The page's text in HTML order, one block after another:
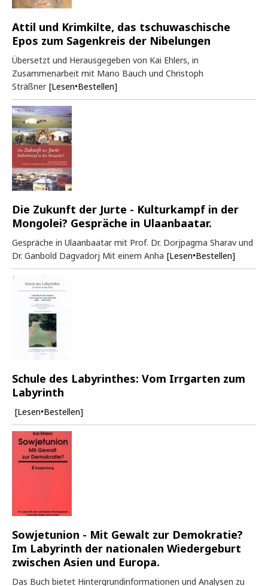
Attil und Krimkilte, das tschuwaschische
Epos zum Sagenkreis der Nibelungen
Übersetzt und Herausgegeben von Kai Ehlers, in
Zusammenarbeit mit Mario Bauch und Christoph
Sträßner [Lesen•Bestellen]
Die Zukunft der Jurte - Kulturkampf in der
Mongolei? Gespräche in Ulaanbaatar.
Gespräche in Ulaanbaatar mit Prof. Dr. Dorjpagma Sharav und
Dr. Ganbold Dagvadorj Mit einem Anha [Lesen•Bestellen]
Schule des Labyrinthes: Vom Irrgarten zum
Labyrinth
[Lesen•Bestellen]
Sowjetunion - Mit Gewalt zur Demokratie?
Im Labyrinth der nationalen Wiedergeburt
zwischen Asien und Europa.
Das Buch bietet Hintergrundinformationen und Analysen zu